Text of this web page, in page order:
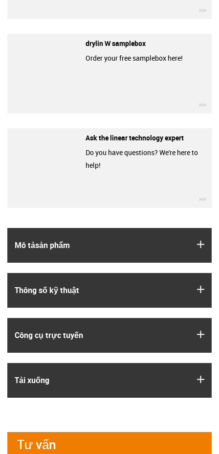
Mô tả­sản phẩm
Thông số kỹ thuật
Công cụ trực tuyến
Tải xuống
drylin W samplebox
Order your free samplebox here!
Ask the linear technology expert
Do you have questions? We're here to
help!
Tư vấn